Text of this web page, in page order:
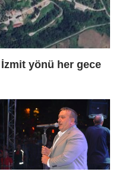
yönü her gece